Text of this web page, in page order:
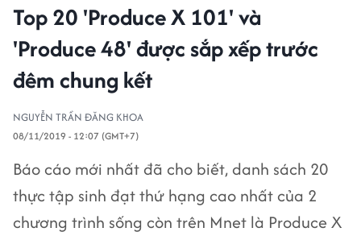
Top 20 'Produce X 101' và
'Produce 48' được sắp xếp trước
đêm chung kết
NGUYỄN TRẦN ĐĂNG KHOA
08/11/2019 - 12:07 (GMT+7)
Báo cáo mới nhất đã cho biết, danh sách 20
thực tập sinh đạt thứ hạng cao nhất của 2
chương trình sống còn trên Mnet là Produce X